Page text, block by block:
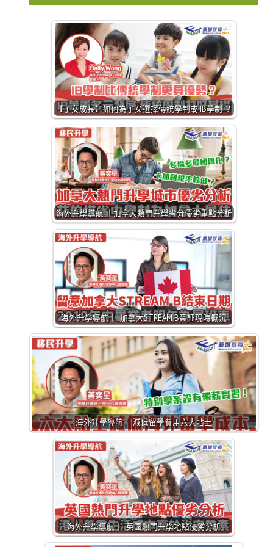
【子女成長】如何為子女選擇傳統學制或 IB學制 ？
海外升學導航 ｜加拿大熱門升學省分優劣重點分析
海外升學導航｜ 加拿大STREAM B簽証現時概況
海外升學導航 ｜減低留學費用六大貼士
海外升學導航｜ 英國熱門升學地點優劣分析